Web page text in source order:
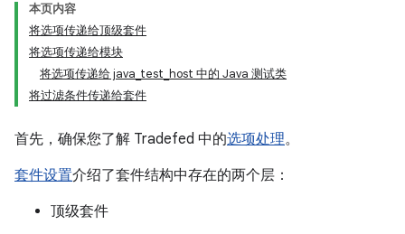
本页内容
将选项传递给顶级套件
将选项传递给模块
将选项传递给 java_test_host 中的 Java 测试类
将过滤条件传递给套件
首先，确保您了解 Tradefed 中的选项处理。
套件设置介绍了套件结构中存在的两个层：
顶级套件